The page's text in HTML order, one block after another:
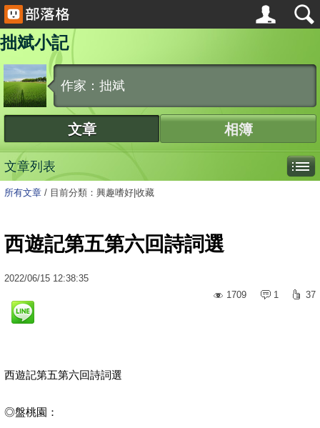
拙斌小記
作家：拙斌
文章 相簿
文章列表
所有文章 / 目前分類：興趣嗜好|收藏
西遊記第五第六回詩詞選
2022/06/15 12:38:35
1709
1 37
西遊記第五第六回詩詞選
◎盤桃園：